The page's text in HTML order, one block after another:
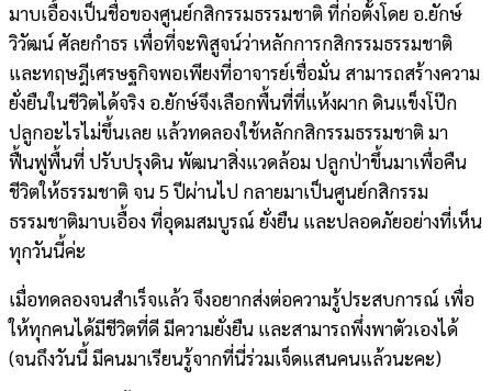
มาบเอื้องเป็นชื่อของศูนย์กสิกรรมธรรมชาติ ที่ก่อตั้งโดย อ.ยักษ์
วิวัฒน์ ศัลยกำธร เพื่อที่จะพิสูจน์ว่าหลักการกสิกรรมธรรมชาติ
และทฤษฎีเศรษฐกิจพอเพียงที่อาจารย์เชื่อมั่น สามารถสร้างความ
ยั่งยืนในชีวิตได้จริง อ.ยักษ์จึงเลือกพื้นที่ที่แห้งผาก ดินแข็งโป๊ก
ปลูกอะไรไม่ขึ้นเลย แล้วทดลองใช้หลักกสิกรรมธรรมชาติ มา
ฟื้นฟูพื้นที่ ปรับปรุงดิน พัฒนาสิ่งแวดล้อม ปลูกป่าขึ้นมาเพื่อคืน
ชีวิตให้ธรรมชาติ จน 5 ปีผ่านไป กลายมาเป็นศูนย์กสิกรรม
ธรรมชาติมาบเอื้อง ที่อุดมสมบูรณ์ ยั่งยืน และปลอดภัยอย่างที่เห็น
ทุกวันนี้ค่ะ
เมื่อทดลองจนสำเร็จแล้ว จึงอยากส่งต่อความรู้ประสบการณ์ เพื่อ
ให้ทุกคนได้มีชีวิตที่ดี มีความยั่งยืน และสามารถพึ่งพาตัวเองได้
(จนถึงวันนี้ มีคนมาเรียนรู้จากที่นี่ร่วมเจ็ดแสนคนแล้วนะคะ)